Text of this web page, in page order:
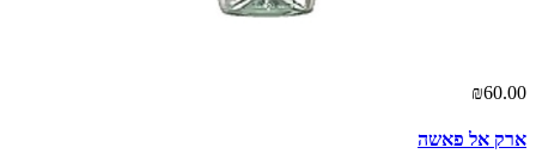
₪60.00
ארק אל פאשה